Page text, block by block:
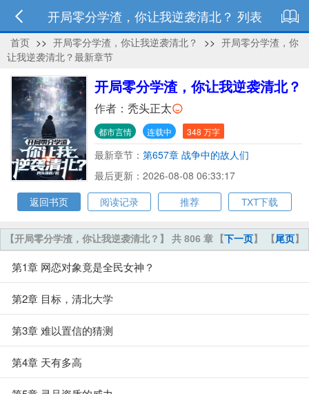
开局零分学渣，你让我逆袭清北？ 列表
首页 >> 开局零分学渣，你让我逆袭清北？ >> 开局零分学渣，你
让我逆袭清北？最新章节
开局零分学渣，你让我逆袭清北？
作者： 秃头正太
都市言情 连载中 348 万字
最新章节： 第657章 战争中的故人们
最后更新：2026-08-08 06:33:17
返回书页
阅读记录 推荐 TXT下载
【下一页】 【尾页】
【开局零分学渣，你让我逆袭清北？】 共 806 章
第1章 网恋对象竟是全民女神？
第2章 目标，清北大学
第3章 难以置信的猜测
第4章 天有多高